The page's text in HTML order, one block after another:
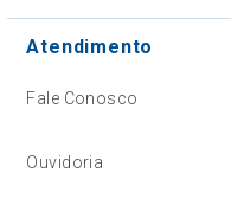
Atendimento
Fale Conosco
Ouvidoria